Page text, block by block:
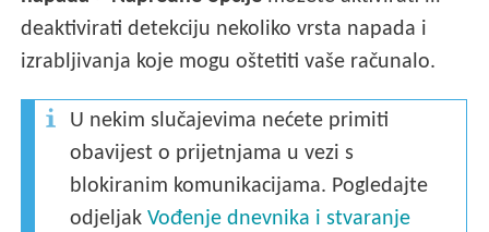
deaktivirati detekciju nekoliko vrsta napada i
izrabljivanja koje mogu oštetiti vaše računalo.
U nekim slučajevima nećete primiti
obavijest o prijetnjama u vezi s
blokiranim komunikacijama. Pogledajte
odjeljakVođenje dnevnika i stvaranje